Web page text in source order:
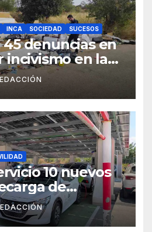
INCA SOCIEDAD SUCESOS
denuncias en
incivismo en la
10 nuevos
de
en el